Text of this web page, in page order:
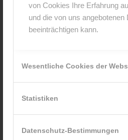
von Cookies Ihre Erfahrung
und die von uns angebotenen
beeinträchtigen kann.
Wesentliche Cookies der
Statistiken
Datenschutz-Bestimmungen
dargelegt sind!